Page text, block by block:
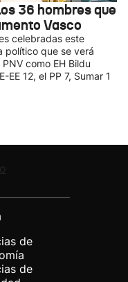
36 hombres que
Vasco
celebradas este
político que se verá
como EH Bildu
12, el PP 7, Sumar 1
de
de